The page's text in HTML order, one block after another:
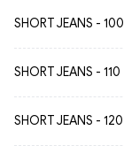
SHORT JEANS - 100
SHORT JEANS - 110
SHORT JEANS - 120